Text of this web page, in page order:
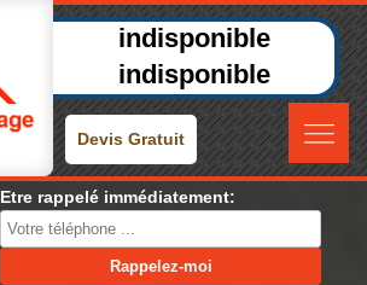
indisponible
indisponible
Devis Gratuit
Etre rappelé immédiatement: